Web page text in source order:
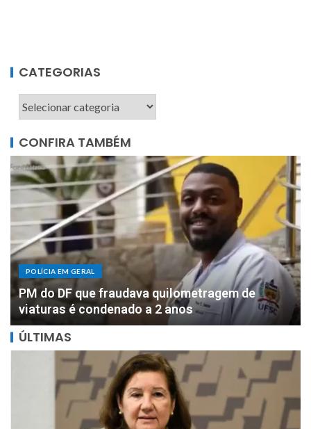
CATEGORIAS
CONFIRA TAMBÉM
POLÍCIA EM GERAL
DOIS MILHÕES: PF apreende R$ 2 milhões com
motorista de parlamentar federal de Rondônia
ÚLTIMAS